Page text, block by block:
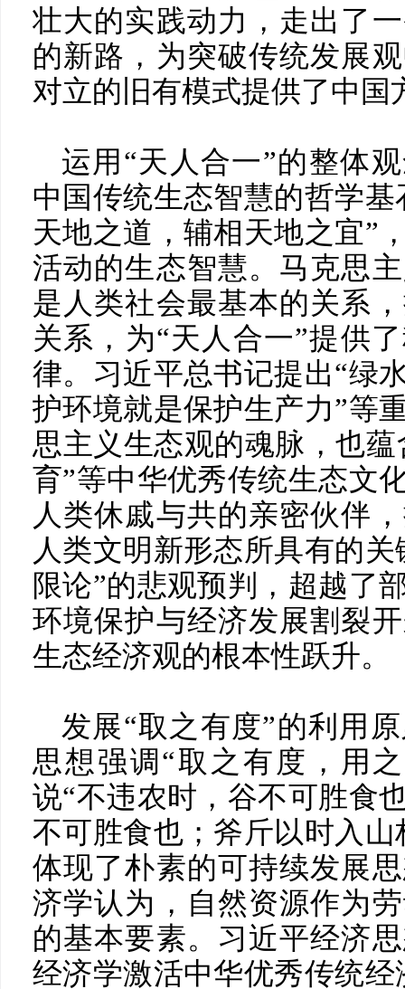
壮大的实践动力，走出了
的新路，为突破传统发展
对立的旧有模式提供了中国
运用“天人合一”的整体
中国传统生态智慧的哲学
天地之道，辅相天地之宜”
活动的生态智慧。马克思
是人类社会最基本的关系
关系，为“天人合一”提供
律。习近平总书记提出“绿
护环境就是保护生产力”等
思主义生态观的魂脉，也
育”等中华优秀传统生态文
人类休戚与共的亲密伙伴
人类文明新形态所具有的
限论”的悲观预判，超越了
环境保护与经济发展割裂
生态经济观的根本性跃升。
发展“取之有度”的利用
思想强调“取之有度，用
说“不违农时，谷不可胜食
不可胜食也；斧斤以时入
体现了朴素的可持续发展
济学认为，自然资源作为
的基本要素。习近平经济
经济学激活中华优秀传统